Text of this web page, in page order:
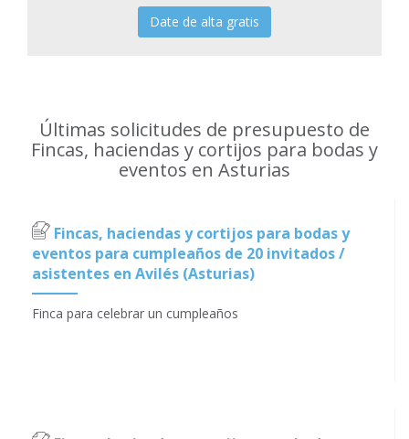
Date de alta gratis
Últimas solicitudes de presupuesto de
Fincas, haciendas y cortijos para bodas y
eventos en Asturias
Fincas, haciendas y cortijos para bodas y
eventos para cumpleaños de 20 invitados /
asistentes en Avilés (Asturias)
Finca para celebrar un cumpleaños